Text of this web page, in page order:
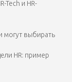
Tech и HR-
могут выбирать
HR: пример